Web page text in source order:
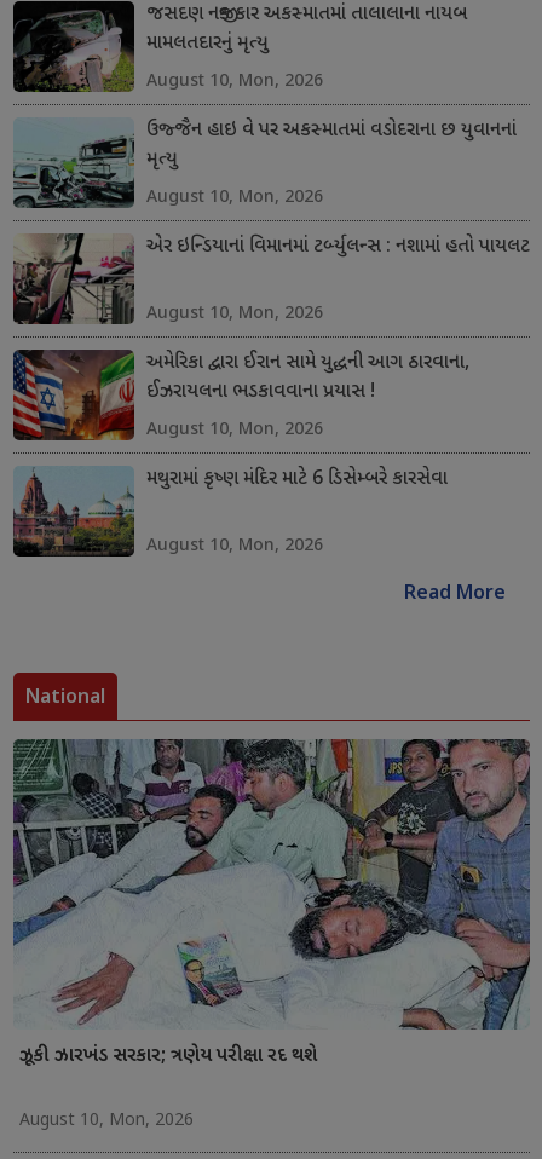
જસદણ નજીક કાર અકસ્માતમાં તાલાલાના નાયબ
મામલતદારનું મૃત્યુ
August 10, Mon, 2026
ઉજ્જૈન હાઇ વે પર અકસ્માતમાં વડોદરાના છ યુવાનનાં
મૃત્યુ
August 10, Mon, 2026
એર ઇન્ડિયાનાં વિમાનમાં ટર્બ્યુલન્સ : નશામાં હતો પાયલટ
August 10, Mon, 2026
અમેરિકા દ્વારા ઈરાન સામે યુદ્ધની આગ ઠારવાના,
ઈઝરાયલના ભડકાવવાના પ્રયાસ !
August 10, Mon, 2026
મથુરામાં કૃષ્ણ મંદિર માટે 6 ડિસેમ્બરે કારસેવા
August 10, Mon, 2026
Read More
National
ઝૂકી ઝારખંડ સરકાર; ત્રણેય પરીક્ષા રદ થશે
August 10, Mon, 2026